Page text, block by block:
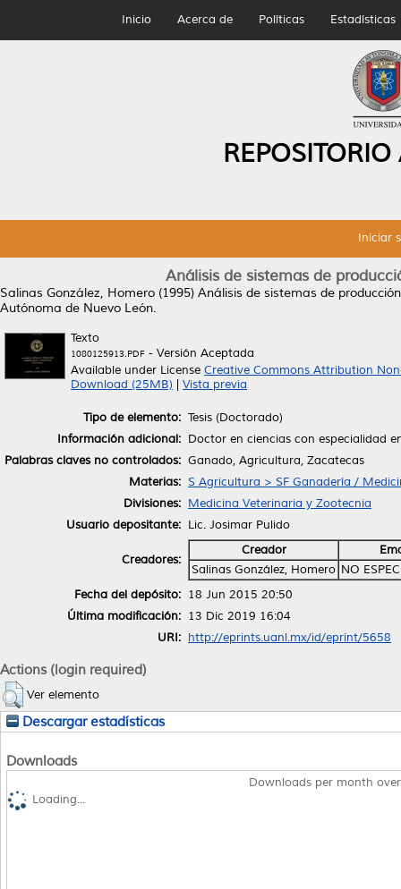
Inicio Acerca de Políticas Estadísticas
Iniciar
Análisis de sistemas de
Salinas González, Homero (1995) Análisis de sistemas de
Autónoma de Nuevo León.
Texto
1080125913.PDF - Versión Aceptada
Available under License Creative Commons Attribution
Download (25MB)
Vista previa
Tipo de elemento: Tesis (Doctorado)
Información adicional: Doctor en ciencias con especialidad
Palabras claves no controlados: Ganado, Agricultura, Zacatecas
Materias: S Agricultura > SF Ganadería /
Divisiones: Medicina Veterinaria y Zootecnia
Usuario depositante: Lic. Josimar Pulido
Creadores:
Creador
Salinas González, Homero NO
Fecha del depósito: 18 Jun 2015 20:50
Última modificación: 13 Dic 2019 16:04
URI: http://eprints.uanl.mx/id/eprint/5658
Actions (login required)
Ver elemento
Descargar estadísticas
Downloads
Downloads per month
Loading...